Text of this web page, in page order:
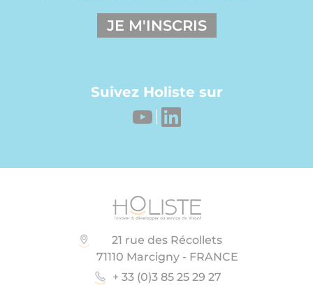
JE M'INSCRIS
Suivez Holiste sur
21 rue des Récollets
71110 Marcigny - FRANCE
+ 33 (0)3 85 25 29 27